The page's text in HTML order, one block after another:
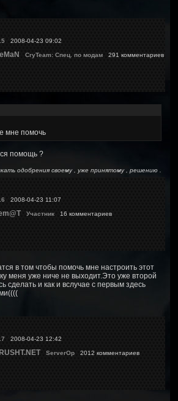
2008-04-23 09:02
CryTeam: Спец. по модам 291 комментариев
мне помочь
помощь ?
одобрения своему , уже принятому , решению .
2008-04-23 11:07
Участник 16 комментариев
в том чтобы помочь мне настроить этот
меня уже ниче не выходит.Это уже второй
сделать и как и вслучае с первым здесь
2008-04-23 12:42
ServerOp 2012 комментариев